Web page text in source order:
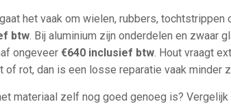
het vaak om wielen, rubbers,
btw. Bij aluminium zijn onderdelen en zwaar
ongeveer €640 inclusief btw. Hout vraagt
of rot, dan is een losse reparatie vaak minder
materiaal zelf nog goed genoeg is?